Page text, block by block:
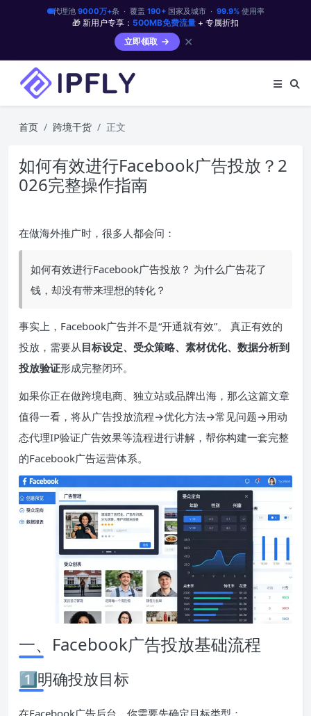
代理池 9000万+条 · 覆盖 190+国家及城市 · 99.9%使用率
🎁 新用户专享： 500MB免费流量 + 专属折扣
立即领取
✕
首页 跨境干货 正文
如何有效进行Facebook广告投放？2
026完整操作指南
在做海外推广时，很多人都会问：
如何有效进行Facebook广告投放？ 为什么广告花了
钱，却没有带来理想的转化？
事实上，Facebook广告并不是“开通就有效”。 真正有效的
投放，需要从目标设定、受众策略、素材优化、数据分析到
投放验证形成完整闭环。
如果你正在做跨境电商、独立站或品牌出海，那么这篇文章
值得一看，将从广告投放流程→优化方法→常见问题→用动
态代理IP验证广告效果等流程进行讲解，帮你构建一套完整
的Facebook广告运营体系。
一、Facebook广告投放基础流程
1️⃣明确投放目标